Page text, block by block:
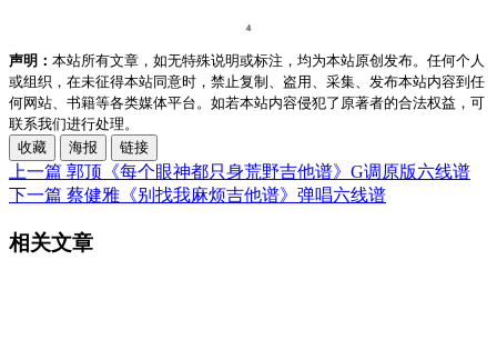
声明： 本站所有文章，如无特殊说明或标注，均为本站原创发布。任何个人
或组织，在未征得本站同意时，禁止复制、盗用、采集、发布本站内容到任
何网站、书籍等各类媒体平台。如若本站内容侵犯了原著者的合法权益，可
联系我们进行处理。
收藏
海报 链接
上一篇 郭顶《每个眼神都只身荒野吉他谱》G调原版六线谱
下一篇 蔡健雅《别找我麻烦吉他谱》弹唱六线谱
相关文章